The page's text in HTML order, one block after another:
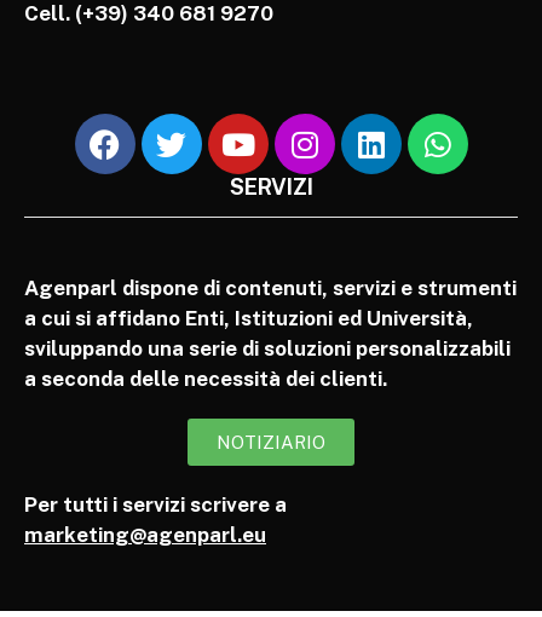
Cell. (+39) 340 681 9270
SERVIZI
Agenparl dispone di contenuti, servizi e strumenti
a cui si affidano Enti, Istituzioni ed Università,
sviluppando una serie di soluzioni personalizzabili
a seconda delle necessità dei clienti.
NOTIZIARIO
Per tutti i servizi scrivere a
marketing@agenparl.eu